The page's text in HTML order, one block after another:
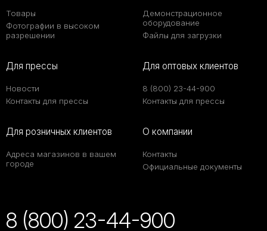
Товары
Фотографии в высоком
разрешении
Демонстрационное
оборудование
Файлы для загрузки
Для прессы
Новости
Контакты для прессы
Для оптовых клиентов
8 (800) 23-44-900
Контакты для прессы
Для розничных клиентов
Адреса магазинов в вашем
городе
О компании
Контакты
Официальные документы
8 (800) 23-44-900